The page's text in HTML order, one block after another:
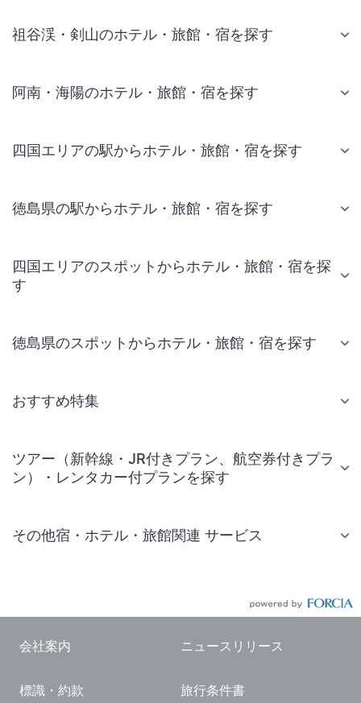
祖谷渓・剣山のホテル・旅館・宿を探す
阿南・海陽のホテル・旅館・宿を探す
四国エリアの駅からホテル・旅館・宿を探す
徳島県の駅からホテル・旅館・宿を探す
四国エリアのスポットからホテル・旅館・宿を探
す
徳島県のスポットからホテル・旅館・宿を探す
おすすめ特集
ツアー（新幹線・JR付きプラン、航空券付きプラ
ン）・レンタカー付プランを探す
その他宿・ホテル・旅館関連 サービス
国内観光ガイド
会社案内 ニュースリリース
標識・約款 旅行条件書